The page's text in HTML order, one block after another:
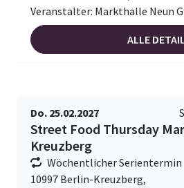
Veranstalter: Markthalle Neun
ALLE
Do. 25.02.2027
Street Food Thursday
Kreuzberg
Wöchentlicher Serientermin
10997 Berlin-Kreuzberg,